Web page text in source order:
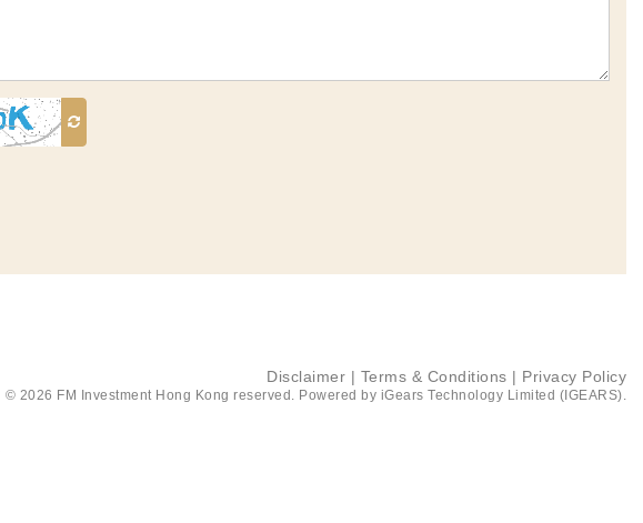
Disclaimer | Terms & Conditions | Privacy Policy
© 2026 FM Investment Hong Kong reserved. Powered by iGears Technology Limited (IGEARS)